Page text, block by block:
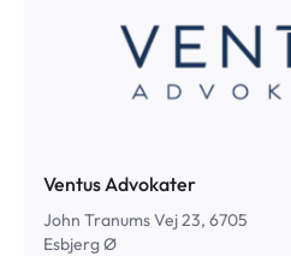
Ventus Advokater
John Tranums Vej 23, 6705
Esbjerg Ø